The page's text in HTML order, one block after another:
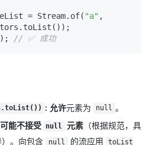
= Stream.of( "a"
); // ✅ 成功
: 允许元素为 null 。
可能不接受 null 元素 （根据规范，具
。向包含
null 的流应用
toList